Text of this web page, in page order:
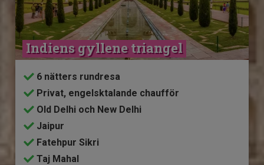
Indiens gyllene triangel
6 nätters rundresa
Privat, engelsktalande chaufför
Old Delhi och New Delhi
Jaipur
Fatehpur Sikri
Taj Mahal